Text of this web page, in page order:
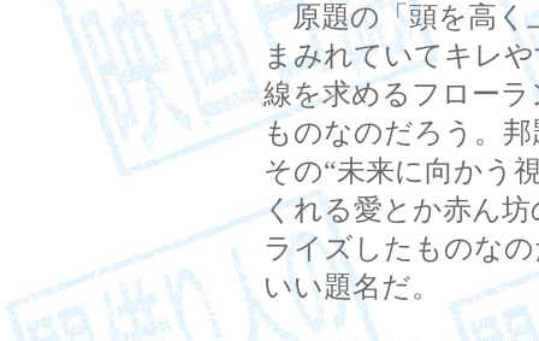
原題の「頭を高く
まみれていてキレ
線を求めるフロー
ものなのだろう。
その“未来に向かう
くれる愛とか赤ん
ライズしたものな
いい題名だ。